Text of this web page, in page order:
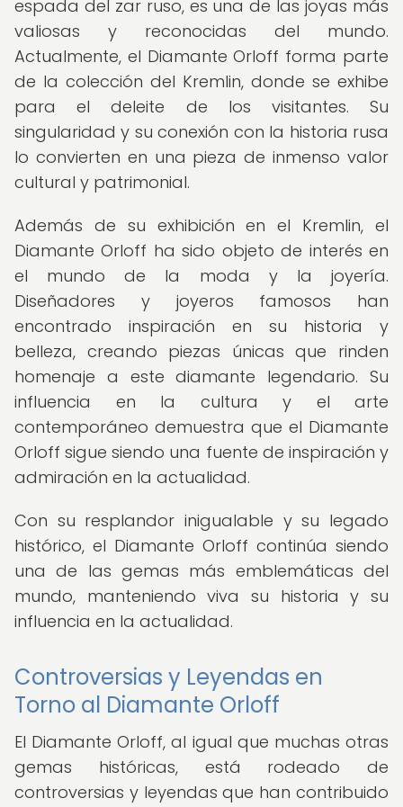
espada del zar ruso, es una de las joyas más
valiosas y reconocidas del mundo.
Actualmente, el Diamante Orloff forma parte
de la colección del Kremlin, donde se exhibe
para el deleite de los visitantes. Su
singularidad y su conexión con la historia rusa
lo convierten en una pieza de inmenso valor
cultural y patrimonial.
Además de su exhibición en el Kremlin, el
Diamante Orloff ha sido objeto de interés en
el mundo de la moda y la joyería.
Diseñadores y joyeros famosos han
encontrado inspiración en su historia y
belleza, creando piezas únicas que rinden
homenaje a este diamante legendario. Su
influencia en la cultura y el arte
contemporáneo demuestra que el Diamante
Orloff sigue siendo una fuente de inspiración y
admiración en la actualidad.
Con su resplandor inigualable y su legado
histórico, el Diamante Orloff continúa siendo
una de las gemas más emblemáticas del
mundo, manteniendo viva su historia y su
influencia en la actualidad.
Controversias y Leyendas en
Torno al Diamante Orloff
El Diamante Orloff, al igual que muchas otras
gemas históricas, está rodeado de
controversias y leyendas que han contribuido